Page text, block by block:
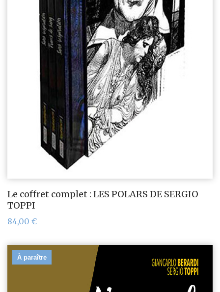
Le coffret complet : LES POLARS DE SERGIO
TOPPI
84,00 €
À paraître